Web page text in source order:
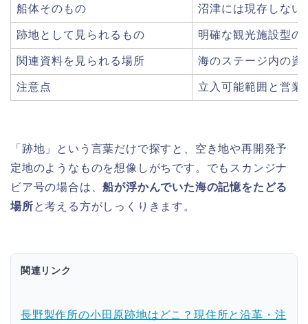
船体そのもの 沼津には現存しない
跡地として見られるもの 明確な観光施設型の
関連資料を見られる場所 海のステージ内の資
注意点 立入可能範囲と営業
「跡地」という言葉だけで探すと、空き地や再開発予
定地のようなものを想像しがちです。でもスカンジナ
ビア号の場合は、船が浮かんでいた海の記憶をたどる
場所と考える方がしっくりきます。
関連リンク
長野製作所の小田原跡地はどこ？現住所と沿革・注